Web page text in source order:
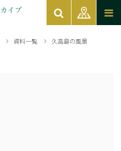
資料一覧 久高島の風景